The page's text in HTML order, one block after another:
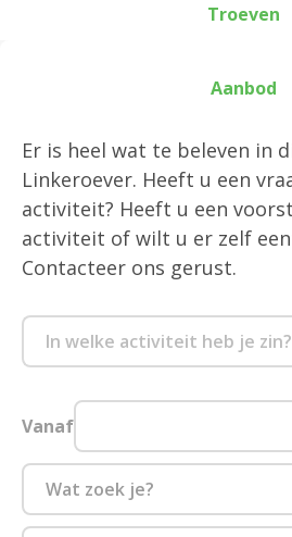
Er is heel wat te beleven in
Linkeroever. Heeft u een
activiteit? Heeft u een
activiteit of wilt u er zelf
Contacteer ons gerust.
Vanaf
Wat zoek je?
Troeven
Aanbod